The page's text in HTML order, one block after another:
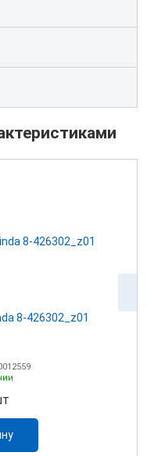
8-426302_z01